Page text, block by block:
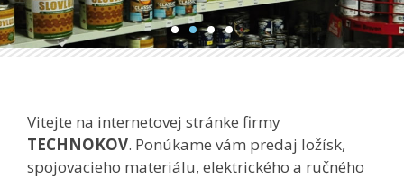
Vitejte na internetovej stránke firmy
TECHNOKOV. Ponúkame vám predaj ložísk,
spojovacieho materiálu, elektrického a ručného